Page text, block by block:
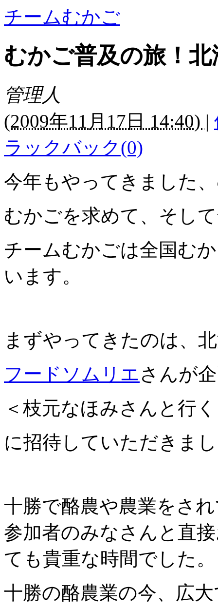
チームむかご
むかご普及の旅！北
管理人
(2009年11月17日 14:40) |
ラックバック(0)
今年もやってきました
むかごを求めて、そし
チームむかごは全国む
います。
まずやってきたのは、
フードソムリエさんが
＜枝元なほみさんと行
に招待していただきま
十勝で酪農や農業をさ
参加者のみなさんと直
ても貴重な時間でした。
十勝の酪農業の今、広